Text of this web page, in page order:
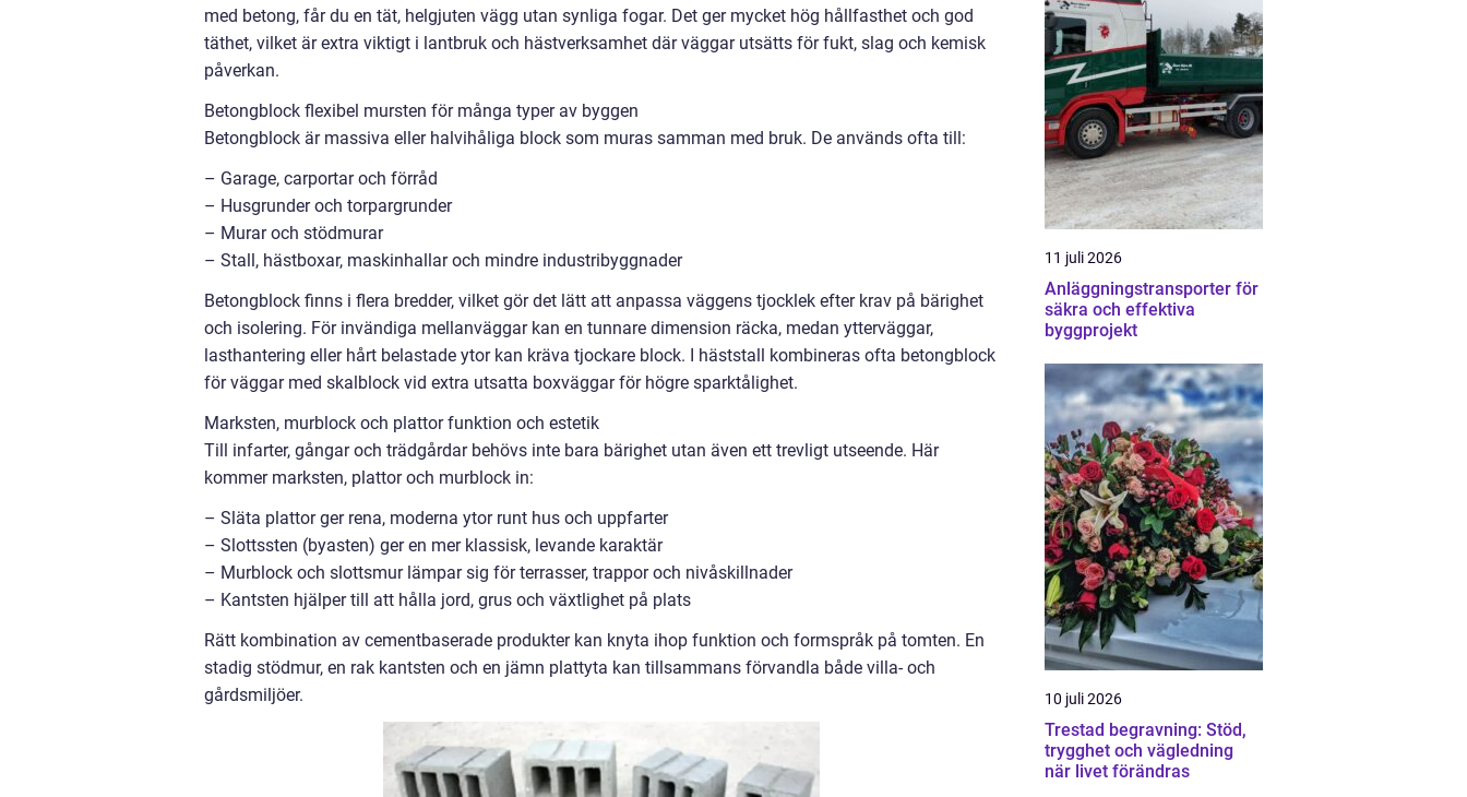
med betong, får du en tät, helgjuten vägg utan synliga fogar. Det ger mycket hög hållfasthet och god
täthet, vilket är extra viktigt i lantbruk och hästverksamhet där väggar utsätts för fukt, slag och kemisk
påverkan.
Betongblock flexibel mursten för många typer av byggen
Betongblock är massiva eller halvihåliga block som muras samman med bruk. De används ofta till:
– Garage, carportar och förråd
– Husgrunder och torpargrunder
– Murar och stödmurar
– Stall, hästboxar, maskinhallar och mindre industribyggnader
Betongblock finns i flera bredder, vilket gör det lätt att anpassa väggens tjocklek efter krav på bärighet
och isolering. För invändiga mellanväggar kan en tunnare dimension räcka, medan ytterväggar,
lasthantering eller hårt belastade ytor kan kräva tjockare block. I häststall kombineras ofta betongblock
för väggar med skalblock vid extra utsatta boxväggar för högre sparktålighet.
Marksten, murblock och plattor funktion och estetik
Till infarter, gångar och trädgårdar behövs inte bara bärighet utan även ett trevligt utseende. Här
kommer marksten, plattor och murblock in:
– Släta plattor ger rena, moderna ytor runt hus och uppfarter
– Slottssten (byasten) ger en mer klassisk, levande karaktär
– Murblock och slottsmur lämpar sig för terrasser, trappor och nivåskillnader
– Kantsten hjälper till att hålla jord, grus och växtlighet på plats
Rätt kombination av cementbaserade produkter kan knyta ihop funktion och formspråk på tomten. En
stadig stödmur, en rak kantsten och en jämn plattyta kan tillsammans förvandla både villa- och
gårdsmiljöer.
11 juli 2026
Anläggningstransporter för
säkra och effektiva
byggprojekt
10 juli 2026
Trestad begravning: Stöd,
trygghet och vägledning
när livet förändras